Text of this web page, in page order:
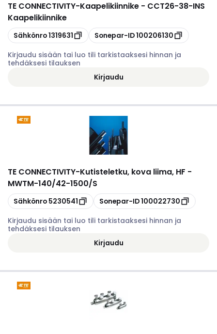
TE CONNECTIVITY-Kaapelikiinnike - CCT26-38-INS
Kaapelikiinnike
Kopioi
Sähkönro1319631 Kopioi
Sonepar-ID100206130
Kirjaudu sisään tai luo tili tarkistaaksesi hinnan ja
tehdäksesi tilauksen
Kirjaudu
TE CONNECTIVITY-Kutisteletku, kova liima, HF -
MWTM-140/42-1500/S
Kopioi
Sähkönro 5230541 Kopioi
Sonepar-ID100022730
Kirjaudu sisään tai luo tili tarkistaaksesi hinnan ja
tehdäksesi tilauksen
Kirjaudu